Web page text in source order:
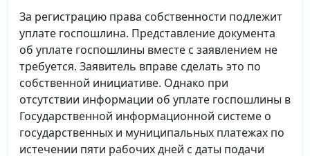
За регистрацию права собственности подлежит
уплате госпошлина. Представление документа
об уплате госпошлины вместе с заявлением не
требуется. Заявитель вправе сделать это по
собственной инициативе. Однако при
отсутствии информации об уплате госпошлины в
Государственной информационной системе о
государственных и муниципальных платежах по
истечении пяти рабочих дней с даты подачи